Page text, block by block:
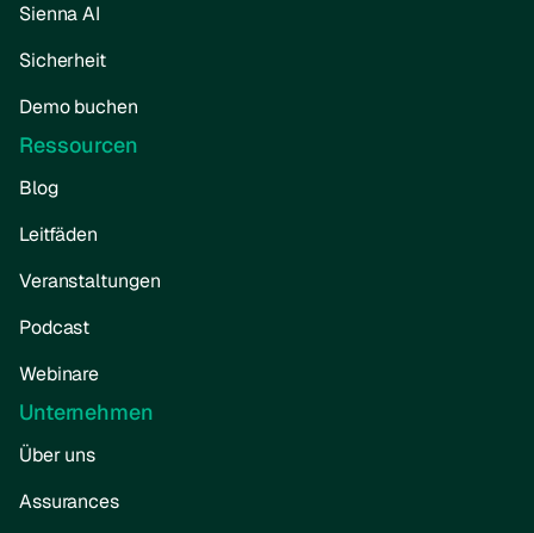
Sienna AI
Sicherheit
Demo buchen
Ressourcen
Blog
Leitfäden
Veranstaltungen
Podcast
Webinare
Unternehmen
Über uns
Assurances